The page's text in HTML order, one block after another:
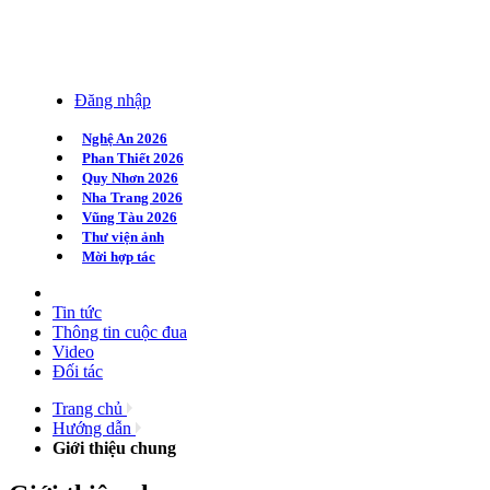
Đăng nhập
Nghệ An 2026
Phan Thiết 2026
Quy Nhơn 2026
Nha Trang 2026
Vũng Tàu 2026
Thư viện ảnh
Mời hợp tác
Tin tức
Thông tin cuộc đua
Video
Đối tác
Trang chủ
Hướng dẫn
Giới thiệu chung